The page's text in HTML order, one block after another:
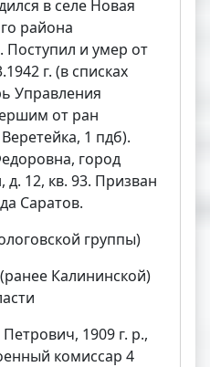
в селе Новая
района
Поступил и умер от
г. (в списках
Управления
от ран
1 пдб).
город
д. 12, кв. 93. Призван
Саратов.
группы)
Калининской)
1909 г. р.,
комиссар 4